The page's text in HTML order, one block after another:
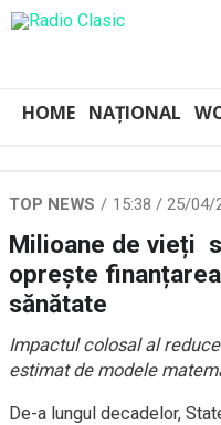
HOME NAȚIONAL
TOP NEWS 15:38 / 25/04/
Milioane de vieți
oprește
sănătate
Impactul colosal al
estimat de modele
De-a lungul decadelor,